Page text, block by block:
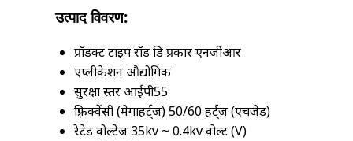
उत्पाद विवरण:
प्रॉडक्ट टाइपरॉड ग्रिड प्रकार एनजीआर
एप्लीकेशन औद्योगिक
सुरक्षा स्तर आईपी55
फ़्रिक्वेंसी (मेगाहर्ट्ज)50/60 हर्ट्ज (एचजेड)
रेटेड वोल्टेज 35kv ~ 0.4kv वोल्ट (V)